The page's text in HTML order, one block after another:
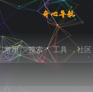
常用 搜索 工具 社区